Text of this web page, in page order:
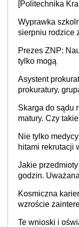
[Politechnika
Wyprawka
sierpniu rodzice
ponad 1 tys. zł
Prezes ZNP:
tylko mogą
Asystent
prokuratury,
Skarga do sądu
matury. Czy
Nie tylko
hitami rekrutacji
Jakie
godzin.
Kosmiczna
wzroście
Te wnioski i